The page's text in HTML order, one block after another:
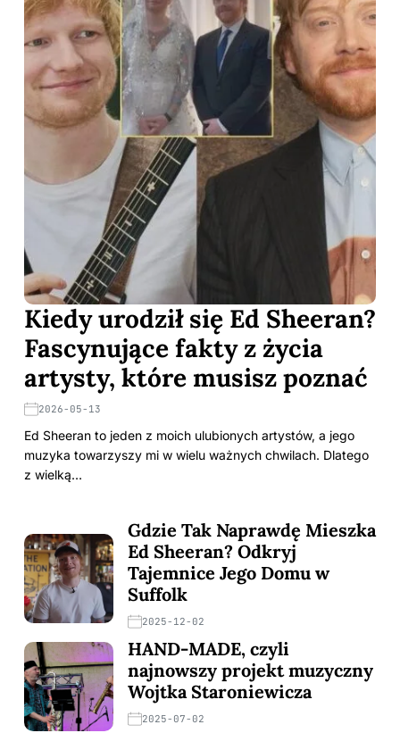
Kiedy urodził się Ed Sheeran?
Fascynujące fakty z życia
artysty, które musisz poznać
2026-05-13
Ed Sheeran to jeden z moich ulubionych artystów, a jego
muzyka towarzyszy mi w wielu ważnych chwilach. Dlatego
z wielką…
Gdzie Tak Naprawdę Mieszka
Ed Sheeran? Odkryj
Tajemnice Jego Domu w
Suffolk
2025-12-02
HAND-MADE, czyli
najnowszy projekt muzyczny
Wojtka Staroniewicza
2025-07-02